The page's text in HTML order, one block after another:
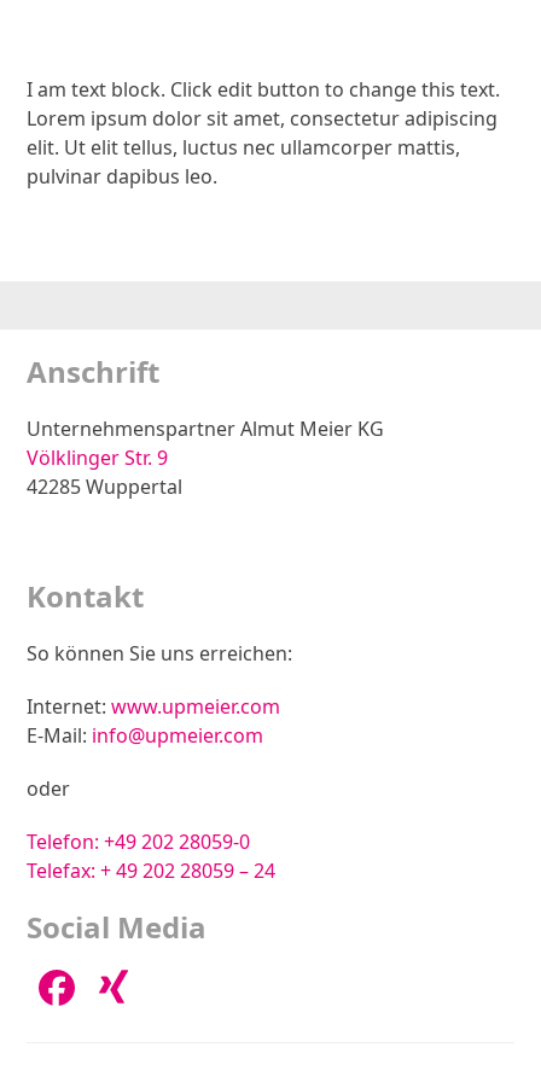
I am text block. Click edit button to change this text.
Lorem ipsum dolor sit amet, consectetur adipiscing
elit. Ut elit tellus, luctus nec ullamcorper mattis,
pulvinar dapibus leo.
Anschrift
Unternehmenspartner Almut Meier KG
Völklinger Str. 9
42285 Wuppertal
Kontakt
So können Sie uns erreichen:
Internet:www.upmeier.com
E-Mail: info@upmeier.com
oder
Telefon:+49 202 28059-0
Telefax: + 49 202 28059 – 24
Social Media
Facebook
Xing